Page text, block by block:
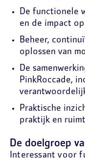
De functionele
en de impact
Beheer,
oplossen van
De
PinkRoccade,
Praktische
praktijk en
De doelgroep
Interessant voor